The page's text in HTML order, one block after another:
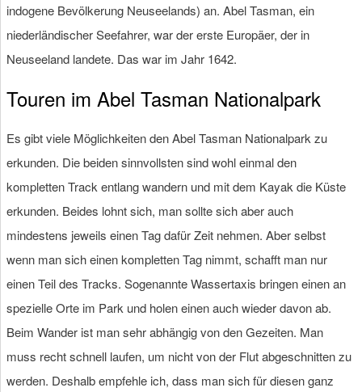
indogene Bevölkerung Neuseelands) an. Abel Tasman, ein
niederländischer Seefahrer, war der erste Europäer, der in
Neuseeland landete. Das war im Jahr 1642.
Touren im Abel Tasman Nationalpark
Es gibt viele Möglichkeiten den Abel Tasman Nationalpark zu
erkunden. Die beiden sinnvollsten sind wohl einmal den
kompletten Track entlang wandern und mit dem Kayak die Küste
erkunden. Beides lohnt sich, man sollte sich aber auch
mindestens jeweils einen Tag dafür Zeit nehmen. Aber selbst
wenn man sich einen kompletten Tag nimmt, schafft man nur
einen Teil des Tracks. Sogenannte Wassertaxis bringen einen an
spezielle Orte im Park und holen einen auch wieder davon ab.
Beim Wander ist man sehr abhängig von den Gezeiten. Man
muss recht schnell laufen, um nicht von der Flut abgeschnitten zu
werden. Deshalb empfehle ich, dass man sich für diesen ganz